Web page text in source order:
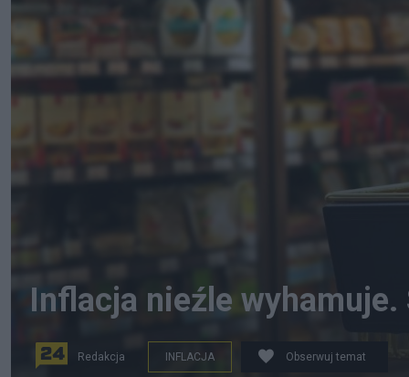
Inflacja nieźle
Redakcja INFLACJA Obserwuj temat